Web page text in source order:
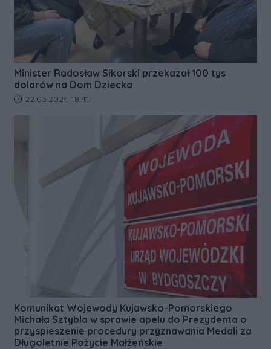
Minister Radosław Sikorski przekazał 100 tys
dolarów na Dom Dziecka
Data dodania artykułu:
22.03.2024 18:41
Komunikat Wojewody Kujawsko-Pomorskiego
Michała Sztybla w sprawie apelu do Prezydenta o
przyspieszenie procedury przyznawania Medali za
Długoletnie Pożycie Małżeńskie